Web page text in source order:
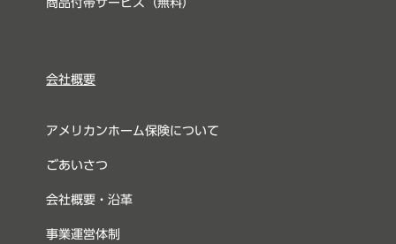
商品付帯サービス（無料）
会社概要
アメリカンホーム保険について
ごあいさつ
会社概要・沿革
事業運営体制